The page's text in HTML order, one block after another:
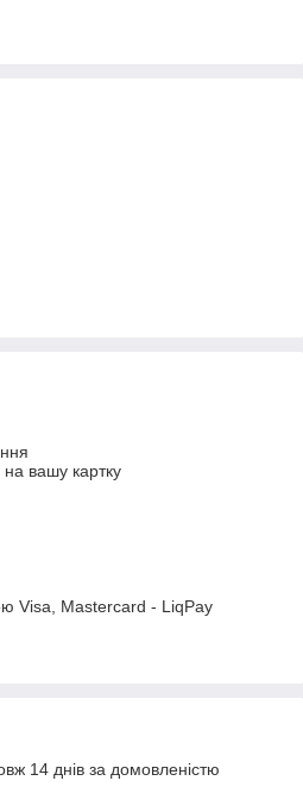
вашу картку
Visa, Mastercard - LiqPay
14 днів за домовленістю